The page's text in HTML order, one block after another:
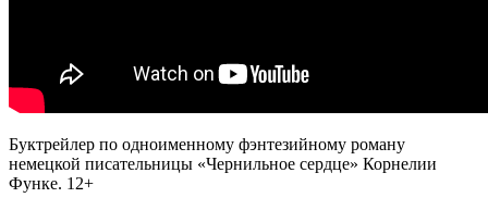
Буктрейлер по одноименному фэнтезийному роману
немецкой писательницы «Чернильное сердце» Корнелии
Функе. 12+